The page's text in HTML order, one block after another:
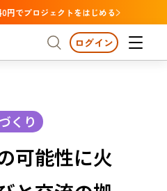
0円でプロジェクトをはじめる
す
国際協力
医療・福祉
人権・マイノリティ
多い
近い
子ども・教育
ログイン
くり
可能性に火